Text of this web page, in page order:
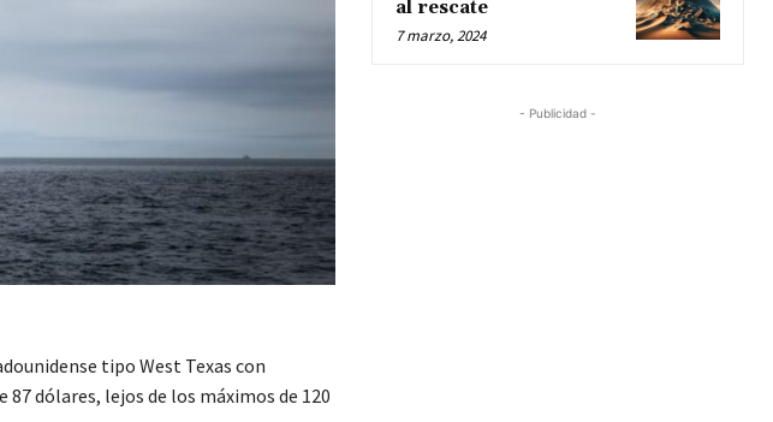
tipo West Texas con
dólares, lejos de los máximos de 120
al rescate
7 marzo, 2024
- Publicidad -